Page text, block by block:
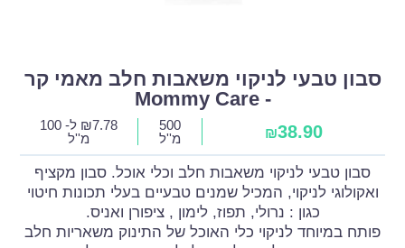
סבון טבעי לניקוי משאבות חלב מאמי קר
- Mommy Care
₪38.90
500
מ''ל
₪7.78
ל- 100
מ''ל
סבון טבעי לניקוי משאבות חלב וכלי אוכל. סבון מקציף
ואקולוגי לניקוי, המכיל שמנים טבעיים בעלי תכונות חיטוי
כגון : נרולי, תפוז, לימון , ציפורן ואניס.
פותח במיוחד לניקוי כלי האוכל של התינוק משאריות חלב